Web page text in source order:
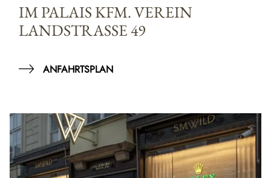
IM PALAIS KFM. VEREIN
LANDSTRASSE 49
ANFAHRTSPLAN